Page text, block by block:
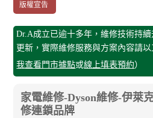
版權宣告
Dr.A成立已逾十多年，維修技術持
更新，實際維修服務與方案內容請
我查看門市據點或線上填表預約）
家電維修-Dyson維修-伊萊
修連鎖品牌